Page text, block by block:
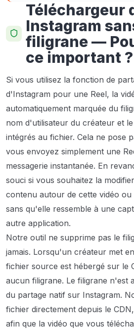
Téléchargeur
Instagram
filigrane —
ce important ?
Si vous utilisez la fonction de
d'Instagram pour une Reel, la
automatiquement marquée du
nom d'utilisateur du créateur et
intégrés au fichier. Cela ne pose
vous envoyez simplement une
messagerie instantanée. En
souci si vous souhaitez la
contenu autour de cette vidéo
sans qu'elle ressemble à une
autre application.
Notre outil ne supprime pas le
jamais. Lorsqu'un créateur met
fichier source est hébergé sur le
aucun filigrane. Le filigrane n'est
du partage natif sur Instagram.
fichier directement depuis le
afin que la vidéo que vous